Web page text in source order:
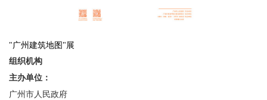
"广州建筑地图"展
组织机构
主办单位：
广州市人民政府